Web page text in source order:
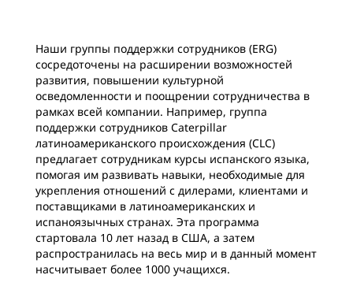
Наши группы поддержки сотрудников (ERG)
сосредоточены на расширении возможностей
развития, повышении культурной
осведомленности и поощрении сотрудничества в
рамках всей компании. Например, группа
поддержки сотрудников Caterpillar
латиноамериканского происхождения (CLC)
предлагает сотрудникам курсы испанского языка,
помогая им развивать навыки, необходимые для
укрепления отношений с дилерами, клиентами и
поставщиками в латиноамериканских и
испаноязычных странах. Эта программа
стартовала 10 лет назад в США, а затем
распространилась на весь мир и в данный момент
насчитывает более 1000 учащихся.